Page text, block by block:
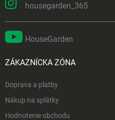
housegarden_365
HouseGarden
ZÁKAZNÍCKA ZÓNA
Doprava a platby
Nákup na splátky
Hodnotenie obchodu